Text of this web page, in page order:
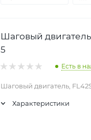
Шаговый
5
Есть в
Шаговый двигатель,
Характеристики